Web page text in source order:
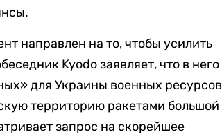
направлен на то, чтобы усилить
Kyodo заявляет, что в него
для Украины военных ресурсов
территорию ракетами большой
запрос на скорейшее